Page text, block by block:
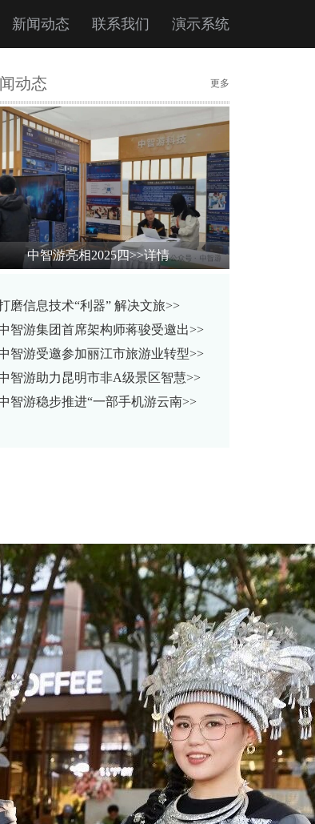
新闻动态 联系我们 演示系统
动态 更多
中智游亮相2025四>>详情
磨信息技术“利器” 解决文旅>>
智游集团首席架构师蒋骏受邀出>>
智游受邀参加丽江市旅游业转型>>
智游助力昆明市非A级景区智慧>>
智游稳步推进“一部手机游云南>>